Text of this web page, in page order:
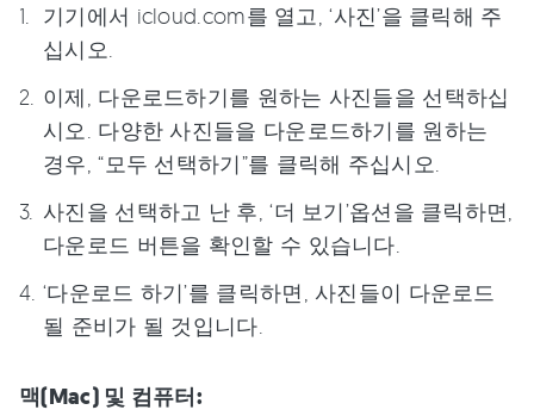
기기에서 icloud.com를 열고, ‘사진’을 클릭해 주
십시오.
이제, 다운로드하기를 원하는 사진들을 선택하십
시오. 다양한 사진들을 다운로드하기를 원하는
경우, “모두 선택하기”를 클릭해 주십시오.
사진을 선택하고 난 후, ‘더 보기’옵션을 클릭하면,
다운로드 버튼을 확인할 수 있습니다.
‘다운로드 하기’를 클릭하면, 사진들이 다운로드
될 준비가 될 것입니다.
맥(Mac) 및 컴퓨터: